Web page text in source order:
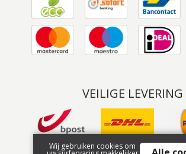
VEILIGE LEVERING
Wij gebruiken cookies om